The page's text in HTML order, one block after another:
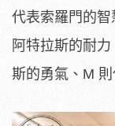
代表索羅門的智
阿特拉斯的耐力
斯的勇氣、 M